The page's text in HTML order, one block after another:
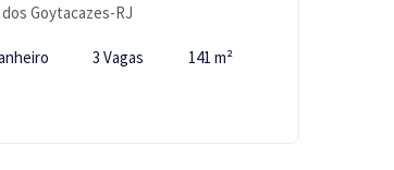
Goytacazes-RJ
3 Vagas 141 m²